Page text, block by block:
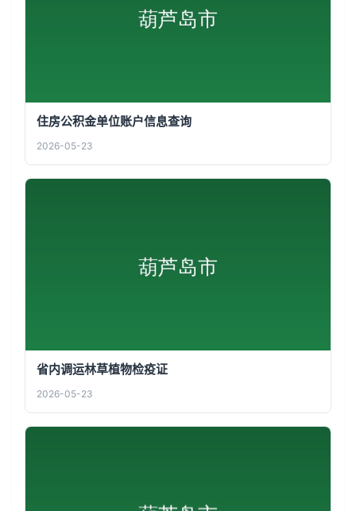
住房公积金单位账户信息查询
2026-05-23
省内调运林草植物检疫证
2026-05-23